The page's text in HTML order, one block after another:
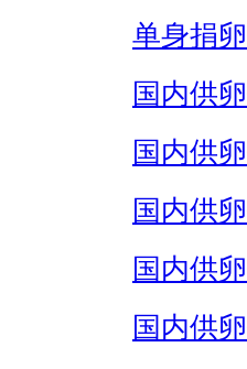
单身捐
国内供
国内供
国内供
国内供
国内供